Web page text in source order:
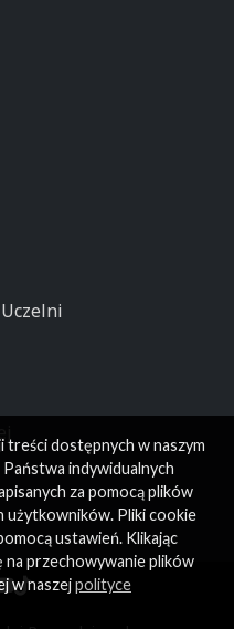
treści dostępnych w naszym
indywidualnych
za pomocą plików
użytkowników. Pliki cookie
ustawień. Klikając
na przechowywanie plików
w naszejpolityce